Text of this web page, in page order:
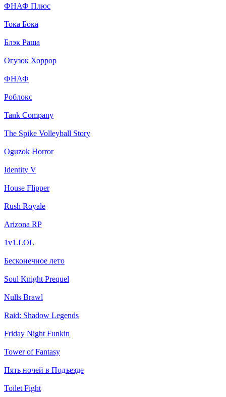
ФНАФ Плюс
Тока Бока
Блэк Раша
Огузок Хоррор
ФНАФ
Роблокс
Tank Company
The Spike Volleyball Story
Oguzok Horror
Identity V
House Flipper
Rush Royale
Arizona RP
1v1.LOL
Бесконечное лето
Soul Knight Prequel
Nulls Brawl
Raid: Shadow Legends
Friday Night Funkin
Tower of Fantasy
Пять ночей в Подъезде
Toilet Fight